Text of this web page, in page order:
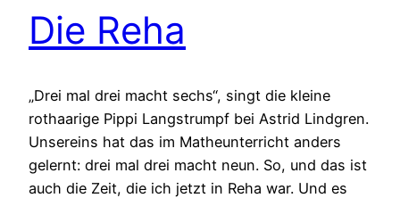
Die Reha
„Drei mal drei macht sechs“, singt die kleine
rothaarige Pippi Langstrumpf bei Astrid Lindgren.
Unsereins hat das im Matheunterricht anders
gelernt: drei mal drei macht neun. So, und das ist
auch die Zeit, die ich jetzt in Reha war. Und es